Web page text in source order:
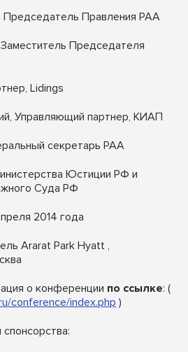
Председатель Правления РАА
Председателя
Lidings
Управляющий партнер, КИАП
секретарь РАА
Юстиции РФ и
Суда РФ
2014 года
Ararat Park Hyatt ,
о конференции по ссылке: (
conference/index.php )